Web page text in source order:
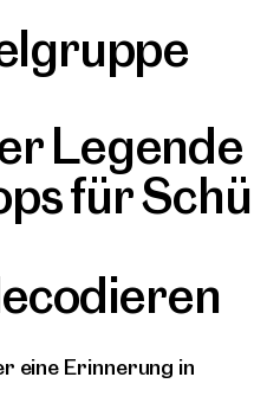
Legende
für
eine Erinnerung in